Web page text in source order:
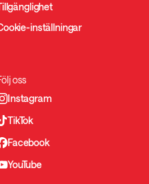
inställningar
oss
Instagram
TikTok
Facebook
YouTube